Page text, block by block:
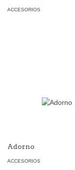
ACCESORIOS
Adorno
ACCESORIOS